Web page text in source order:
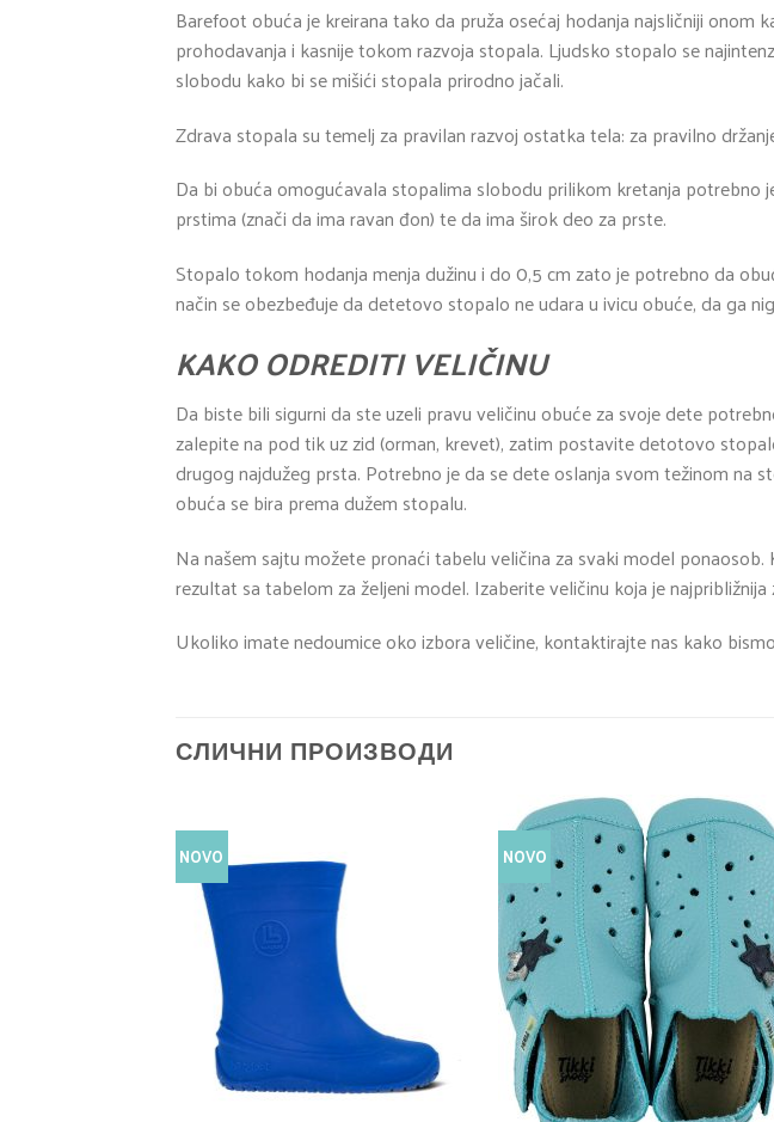
Barefoot obuća je kreirana tako da pruža osećaj hodanja najsličniji
prohodavanja i kasnije tokom razvoja stopala. Ljudsko stopalo se
slobodu kako bi se mišići stopala prirodno jačali.
Zdrava stopala su temelj za pravilan razvoj ostatka tela: za pravilno
Da bi obuća omogućavala stopalima slobodu prilikom kretanja potrebno
prstima (znači da ima ravan đon) te da ima širok deo za prste.
Stopalo tokom hodanja menja dužinu i do 0,5 cm zato je potrebno da
način se obezbeđuje da detetovo stopalo ne udara u ivicu obuće, da ga
KAKO ODREDITI VELIČINU
Da biste bili sigurni da ste uzeli pravu veličinu obuće za svoje dete
zalepite na pod tik uz zid (orman, krevet), zatim postavite detotovo
drugog najdužeg prsta. Potrebno je da se dete oslanja svom težinom
obuća se bira prema dužem stopalu.
Na našem sajtu možete pronaći tabelu veličina za svaki model
rezultat sa tabelom za željeni model. Izaberite veličinu koja je
Ukoliko imate nedoumice oko izbora veličine, kontaktirajte nas kako
СЛИЧНИ ПРОИЗВОДИ
NOVO NOVO